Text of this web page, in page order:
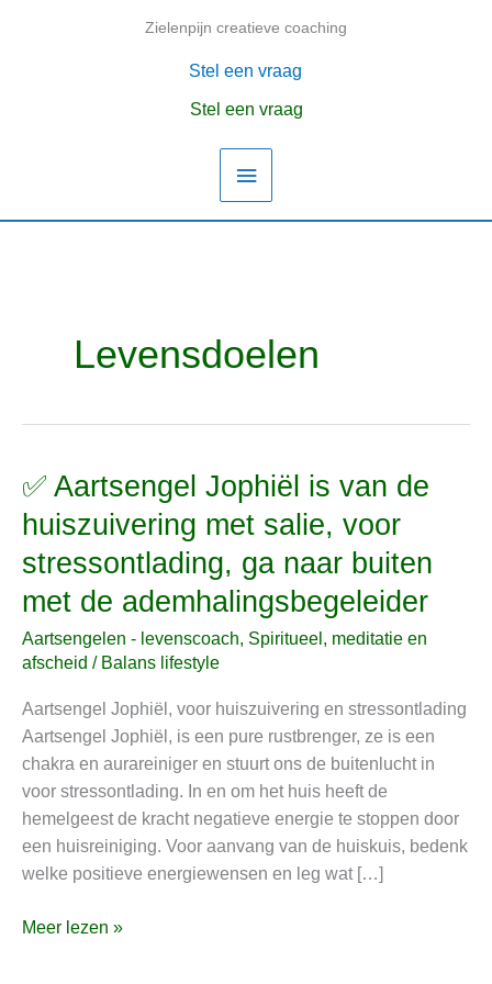
Zielenpijn creatieve coaching
Hoofdmenu
Stel een vraag
Stel een vraag
Levensdoelen
✅ Aartsengel Jophiël is van de
huiszuivering met salie, voor
stressontlading, ga naar buiten
met de ademhalingsbegeleider
Aartsengelen - levenscoach, Spiritueel, meditatie en
afscheid / Balans lifestyle
Aartsengel Jophiël, voor huiszuivering en stressontlading
Aartsengel Jophiël, is een pure rustbrenger, ze is een
chakra en aurareiniger en stuurt ons de buitenlucht in
voor stressontlading. In en om het huis heeft de
hemelgeest de kracht negatieve energie te stoppen door
een huisreiniging. Voor aanvang van de huiskuis, bedenk
welke positieve energiewensen en leg wat […]
✅
Jophiël
is
de
huiszuivering
met
salie,
voor
stressontlading,
naar
buiten
met
ademhalingsbegeleider
Meer lezen »